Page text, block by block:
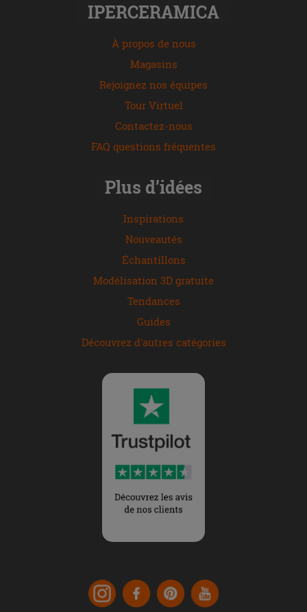
IPERCERAMICA
À propos de nous
Magasins
Rejoignez nos équipes
Tour Virtuel
Contactez-nous
FAQ questions fréquentes
Plus d’idées
Inspirations
Nouveautés
Échantillons
Modélisation 3D gratuite
Tendances
Guides
Découvrez d'autres catégories